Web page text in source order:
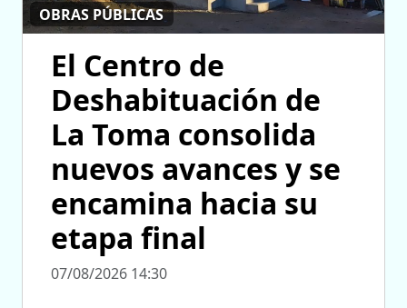
OBRAS PÚBLICAS
El Centro de
Deshabituación de
La Toma consolida
nuevos avances y se
encamina hacia su
etapa final
07/08/2026 14:30